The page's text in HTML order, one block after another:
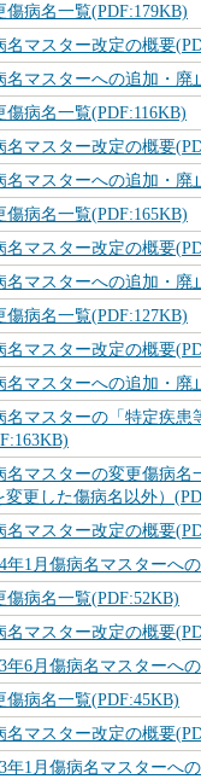
傷病名一覧(PDF:179KB)
名マスター改定の概要
名マスターへの追加・廃
傷病名一覧(PDF:116KB)
名マスター改定の概要
名マスターへの追加・廃
傷病名一覧(PDF:165KB)
名マスター改定の概要
名マスターへの追加・廃
傷病名一覧(PDF:127KB)
名マスター改定の概要
名マスターへの追加・廃
名マスターの「特定疾患
名マスターの変更傷病名
変更した傷病名以外）
名マスター改定の概要
年1月傷病名マスターへ
傷病名一覧(PDF:52KB)
名マスター改定の概要
年6月傷病名マスターへ
傷病名一覧(PDF:45KB)
名マスター改定の概要
年1月傷病名マスターへ